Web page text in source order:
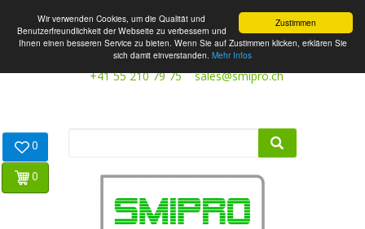
Zustimmen
Wir verwenden Cookies, um die Qualität und
Benutzerfreundlichkeit der Webseite zu verbessern und
Ihnen einen besseren Service zu bieten. Wenn Sie auf Zustimmen klicken, erklären Sie
sich damit einverstanden. Mehr Infos
+41 55 210 79 75 sales@smipro.ch
0
0